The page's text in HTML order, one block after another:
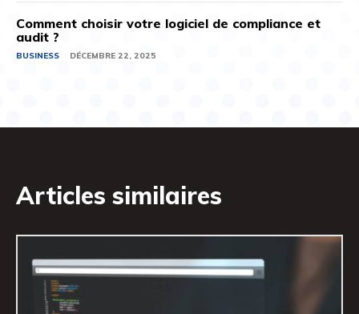
Comment choisir votre logiciel de compliance et
audit ?
BUSINESS DÉCEMBRE 22, 2025
Articles similaires